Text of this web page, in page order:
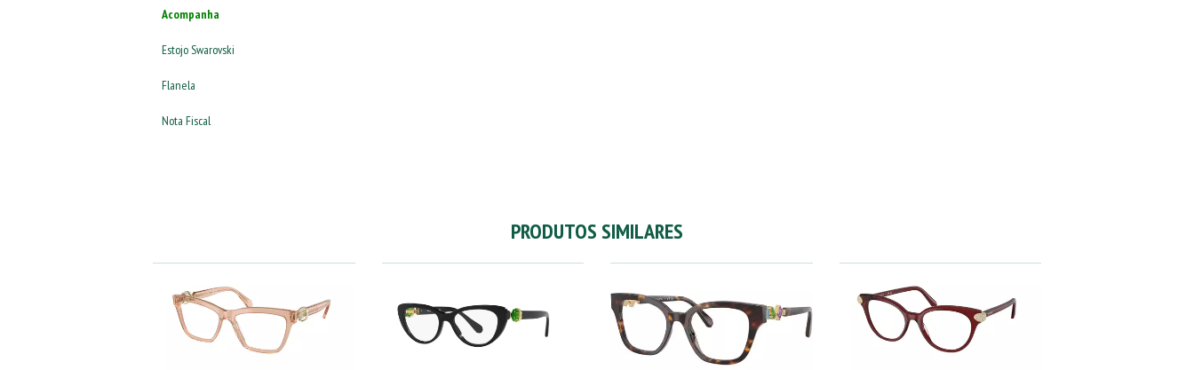
Acompanha
Estojo Swarovski
Flanela
Nota Fiscal
PRODUTOS SIMILARES